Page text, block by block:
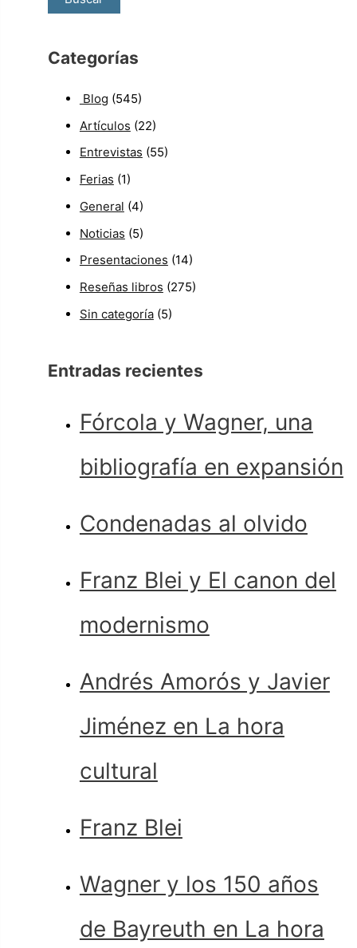
Categorías
Blog (545)
Artículos (22)
Entrevistas (55)
Ferias (1)
General (4)
Noticias (5)
Presentaciones (14)
Reseñas libros (275)
Sin categoría(5)
Entradas recientes
Fórcola y Wagner, una
bibliografía en expansión
Condenadas al olvido
Franz Blei y El canon del
modernismo
Andrés Amorós y Javier
Jiménez en La hora
cultural
Franz Blei
Wagner y los 150 años
de Bayreuth en La hora